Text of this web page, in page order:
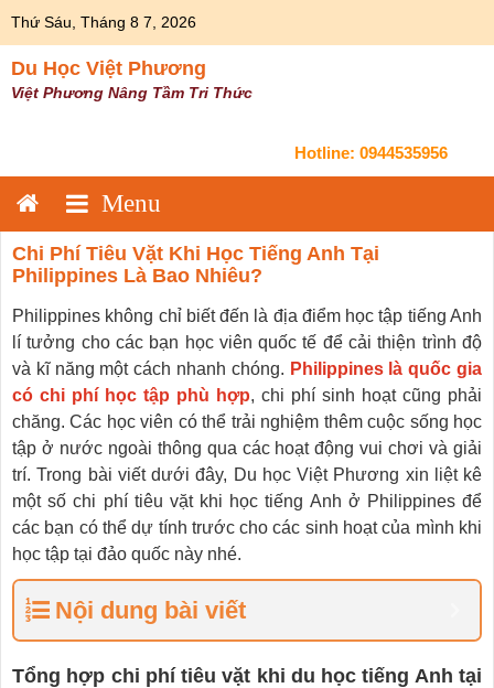
Thứ Sáu, Tháng 8 7, 2026
Du Học Việt Phương
Việt Phương Nâng Tầm Tri Thức
Hotline: 0944535956
Chi Phí Tiêu Vặt Khi Học Tiếng Anh Tại
Philippines Là Bao Nhiêu?
Philippines không chỉ biết đến là địa điểm học tập tiếng Anh
lí tưởng cho các bạn học viên quốc tế để cải thiện trình độ
và kĩ năng một cách nhanh chóng. Philippines là quốc gia
có chi phí học tập phù hợp, chi phí sinh hoạt cũng phải
chăng. Các học viên có thể trải nghiệm thêm cuộc sống học
tập ở nước ngoài thông qua các hoạt động vui chơi và giải
trí. Trong bài viết dưới đây, Du học Việt Phương xin liệt kê
một số chi phí tiêu vặt khi học tiếng Anh ở Philippines để
các bạn có thể dự tính trước cho các sinh hoạt của mình khi
học tập tại đảo quốc này nhé.
Nội dung bài viết
Tổng hợp chi phí tiêu vặt khi du học tiếng Anh tại